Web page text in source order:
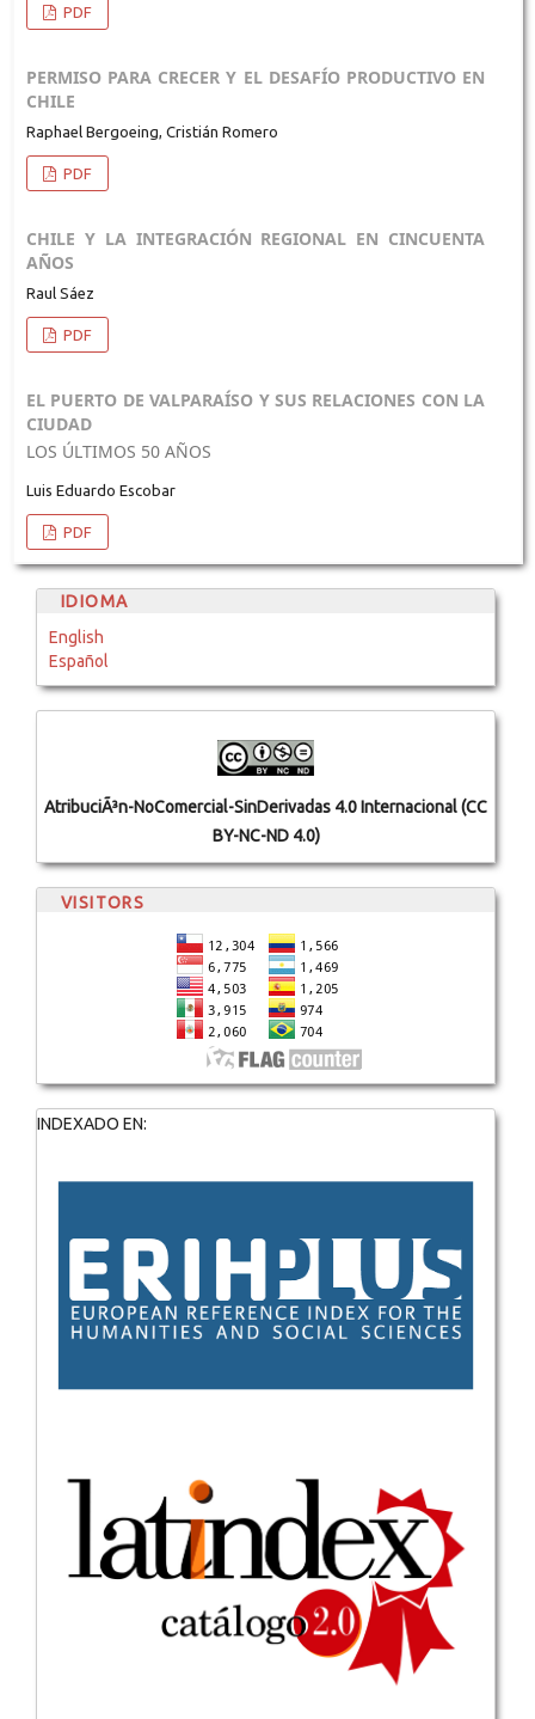
PDF
PERMISO PARA CRECER Y EL DESAFÍO PRODUCTIVO EN
CHILE
Raphael Bergoeing, Cristián Romero
PDF
CHILE Y LA INTEGRACIÓN REGIONAL EN CINCUENTA
AÑOS
Raul Sáez
PDF
EL PUERTO DE VALPARAÍSO Y SUS RELACIONES CON LA
CIUDAD
LOS ÚLTIMOS 50 AÑOS
Luis Eduardo Escobar
PDF
IDIOMA
English
Español
AtribuciÃ³n-NoComercial-SinDerivadas 4.0 Internacional (CC
BY-NC-ND 4.0)
VISITORS
INDEXADO EN: